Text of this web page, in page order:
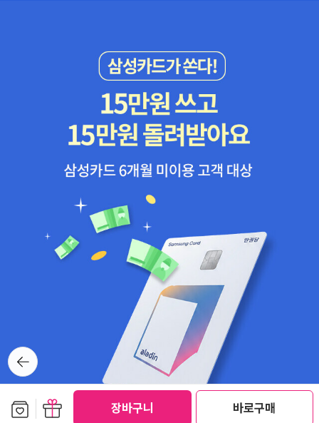
장바구니 바로구매
뒤로가
기